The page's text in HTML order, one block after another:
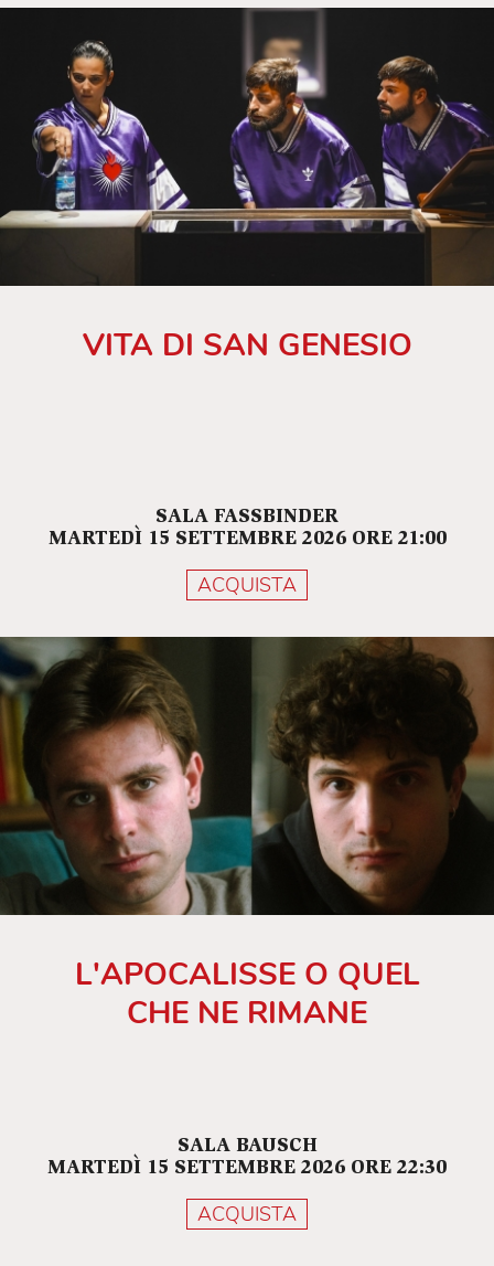
VITA DI SAN GENESIO
SALA FASSBINDER
MARTEDÌ 15 SETTEMBRE 2026 ORE 21:00
ACQUISTA
L'APOCALISSE O QUEL
CHE NE RIMANE
SALA BAUSCH
MARTEDÌ 15 SETTEMBRE 2026 ORE 22:30
ACQUISTA